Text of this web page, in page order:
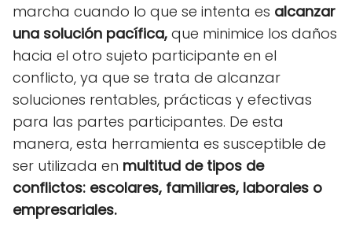
marcha cuando lo que se intenta es alcanzar
una solución pacífica, que minimice los daños
hacia el otro sujeto participante en el
conflicto, ya que se trata de alcanzar
soluciones rentables, prácticas y efectivas
para las partes participantes. De esta
manera, esta herramienta es susceptible de
ser utilizada en multitud de tipos de
conflictos: escolares, familiares, laborales o
empresariales.